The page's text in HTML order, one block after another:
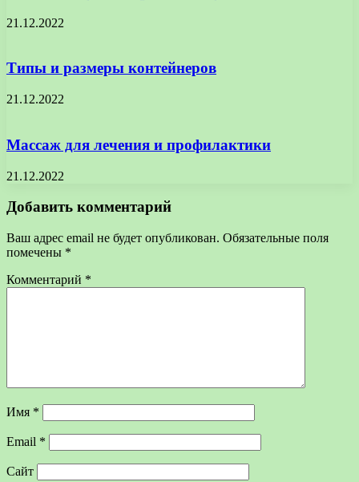
21.12.2022
Типы и размеры контейнеров
21.12.2022
Массаж для лечения и профилактики
21.12.2022
Добавить комментарий
Ваш адрес email не будет опубликован. Обязательные поля
помечены *
Комментарий *
Имя *
Email *
Сайт